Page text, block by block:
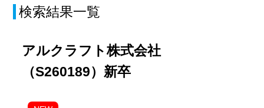
検索結果一覧
アルクラフト株式会社
（S260189）新卒